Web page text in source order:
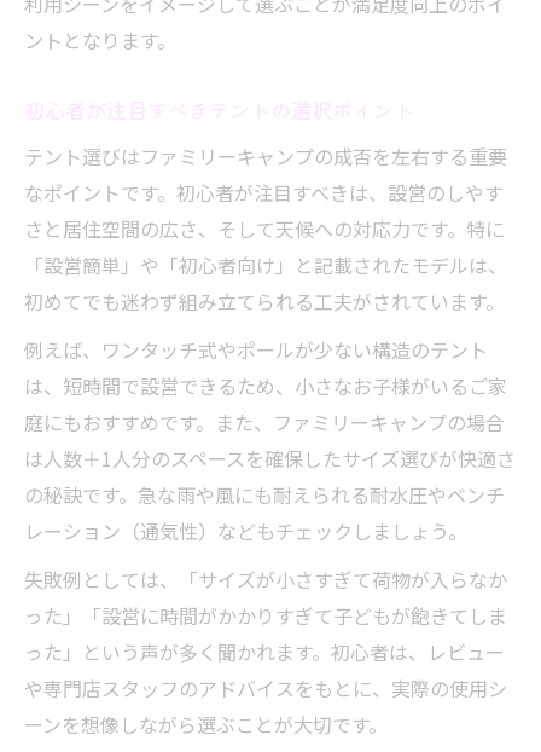
ントとなります。
テント選びはファミリーキャンプの成否を左右する重要
なポイントです。初心者が注目すべきは、設営のしやす
さと居住空間の広さ、そして天候への対応力です。特に
「設営簡単」や「初心者向け」と記載されたモデルは、
初めてでも迷わず組み立てられる工夫がされています。
例えば、ワンタッチ式やポールが少ない構造のテント
は、短時間で設営できるため、小さなお子様がいるご家
庭にもおすすめです。また、ファミリーキャンプの場合
は人数＋1人分のスペースを確保したサイズ選びが快適さ
の秘訣です。急な雨や風にも耐えられる耐水圧やベンチ
レーション（通気性）などもチェックしましょう。
失敗例としては、「サイズが小さすぎて荷物が入らなか
った」「設営に時間がかかりすぎて子どもが飽きてしま
った」という声が多く聞かれます。初心者は、レビュー
や専門店スタッフのアドバイスをもとに、実際の使用シ
ーンを想像しながら選ぶことが大切です。